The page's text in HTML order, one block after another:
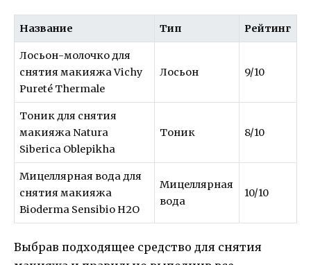
Название Тип Рейтинг
Лосьон-молочко для
снятия макияжа Vichy
Pureté Thermale
Лосьон 9/10
Тоник для снятия
макияжа Natura
Siberica Oblepikha
Тоник 8/10
Мицеллярная вода для
снятия макияжа
Bioderma Sensibio H2O
Мицеллярная
вода
10/10
Выбрав подходящее средство для снятия